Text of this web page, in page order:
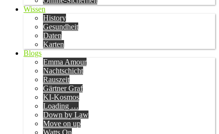
Wissen
History
Gesundheit
Daten
Karten
Blogs
Emma Amour
Nachtschicht
Rauszeit
Gärtner Graf
KI-Kosmos
Loading …
Down by Law
Move on up
Watts On